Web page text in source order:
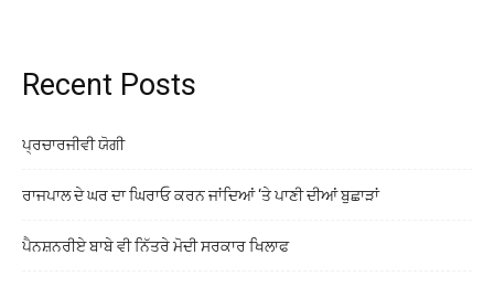
Recent Posts
ਪ੍ਰਚਾਰਜੀਵੀ ਯੋਗੀ
ਰਾਜਪਾਲ ਦੇ ਘਰ ਦਾ ਘਿਰਾਓ ਕਰਨ ਜਾਂਦਿਆਂ ‘ਤੇ ਪਾਣੀ ਦੀਆਂ ਬੁਛਾੜਾਂ
ਪੈਨਸ਼ਨਰੀਏ ਬਾਬੇ ਵੀ ਨਿੱਤਰੇ ਮੋਦੀ ਸਰਕਾਰ ਖਿਲਾਫ